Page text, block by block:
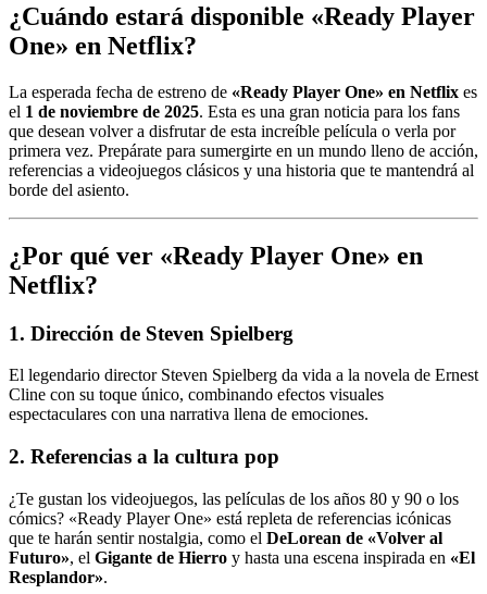
¿Cuándo estará disponible «Ready Player
One» en Netflix?
La esperada fecha de estreno de «Ready Player One» en Netflix es
el 1 de noviembre de 2025. Esta es una gran noticia para los fans
que desean volver a disfrutar de esta increíble película o verla por
primera vez. Prepárate para sumergirte en un mundo lleno de acción,
referencias a videojuegos clásicos y una historia que te mantendrá al
borde del asiento.
¿Por qué ver «Ready Player One» en
Netflix?
1. Dirección de Steven Spielberg
El legendario director Steven Spielberg da vida a la novela de Ernest
Cline con su toque único, combinando efectos visuales
espectaculares con una narrativa llena de emociones.
2. Referencias a la cultura pop
¿Te gustan los videojuegos, las películas de los años 80 y 90 o los
cómics? «Ready Player One» está repleta de referencias icónicas
que te harán sentir nostalgia, como el DeLorean de «Volver al
Futuro», el Gigante de Hierro y hasta una escena inspirada en «El
Resplandor».